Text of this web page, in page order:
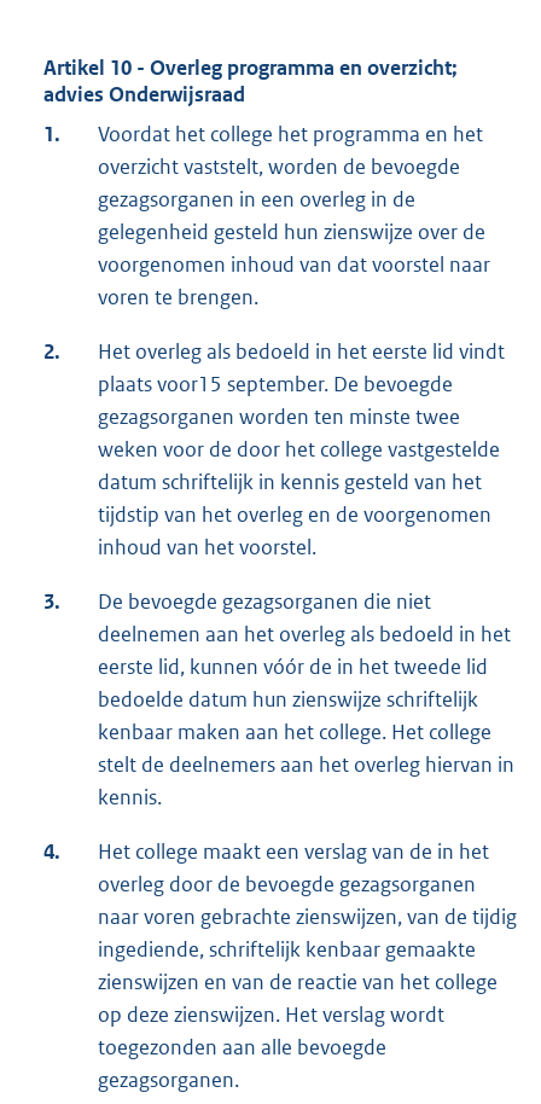
Artikel 10 - Overleg programma en overzicht;
advies Onderwijsraad
1.
Voordat het college het programma en het
overzicht vaststelt, worden de bevoegde
gezagsorganen in een overleg in de
gelegenheid gesteld hun zienswijze over de
voorgenomen inhoud van dat voorstel naar
voren te brengen.
2.
Het overleg als bedoeld in het eerste lid vindt
plaats voor15 september. De bevoegde
gezagsorganen worden ten minste twee
weken voor de door het college vastgestelde
datum schriftelijk in kennis gesteld van het
tijdstip van het overleg en de voorgenomen
inhoud van het voorstel.
3.
De bevoegde gezagsorganen die niet
deelnemen aan het overleg als bedoeld in het
eerste lid, kunnen vóór de in het tweede lid
bedoelde datum hun zienswijze schriftelijk
kenbaar maken aan het college. Het college
stelt de deelnemers aan het overleg hiervan in
kennis.
4.
Het college maakt een verslag van de in het
overleg door de bevoegde gezagsorganen
naar voren gebrachte zienswijzen, van de tijdig
ingediende, schriftelijk kenbaar gemaakte
zienswijzen en van de reactie van het college
op deze zienswijzen. Het verslag wordt
toegezonden aan alle bevoegde
gezagsorganen.